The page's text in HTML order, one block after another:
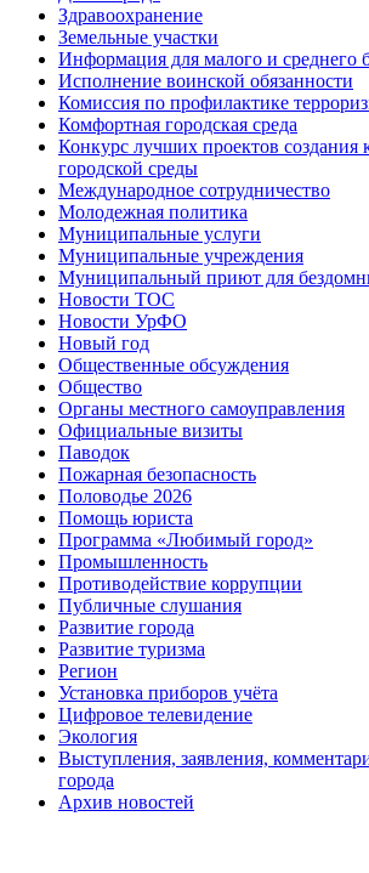
Здравоохранение
Земельные участки
Информация для малого и среднего
Исполнение воинской обязанности
Комиссия по профилактике
Комфортная городская среда
Конкурс лучших проектов создания
городской среды
Международное сотрудничество
Молодежная политика
Муниципальные услуги
Муниципальные учреждения
Муниципальный приют для
Новости ТОС
Новости УрФО
Новый год
Общественные обсуждения
Общество
Органы местного самоуправления
Официальные визиты
Паводок
Пожарная безопасность
Половодье 2026
Помощь юриста
Программа «Любимый город»
Промышленность
Противодействие коррупции
Публичные слушания
Развитие города
Развитие туризма
Регион
Установка приборов учёта
Цифровое телевидение
Экология
Выступления, заявления,
города
Архив новостей